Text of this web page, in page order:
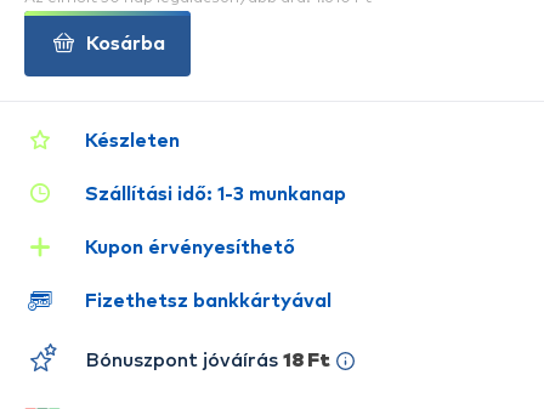
Készleten
Szállítási idő: 1-3 munkanap
Kupon érvényesíthető
Fizethetsz bankkártyával
Bónuszpont jóváírás 18 Ft
Kosárba